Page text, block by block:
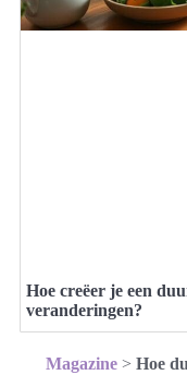
Hoe creëer je een
veranderingen?
Magazine > Hoe